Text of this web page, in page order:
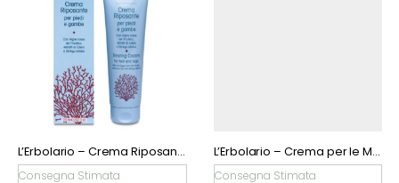
L’Erbolario – Crema Riposante per Piedi e Gambe
Consegna Stimata
L’Erbolario – Crema per le Mani con Limone
Consegna Stimata